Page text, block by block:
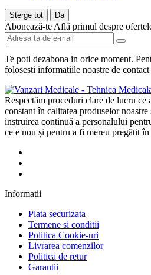
Sterge tot Da
Abonează-te Află primul despre
Te poti dezabona in orice moment.
folosesti informatiile noastre de
Respectăm proceduri clare de lucru ce
constant în calitatea produselor
instruirea continuă a personalului
ce e nou și pentru a fi mereu pregătit
Informatii
Plata securizata
Termene si conditii
Politica Cookie-uri
Livrarea comenzilor
Politica de retur
Garantii